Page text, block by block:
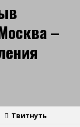
–
Твитнуть